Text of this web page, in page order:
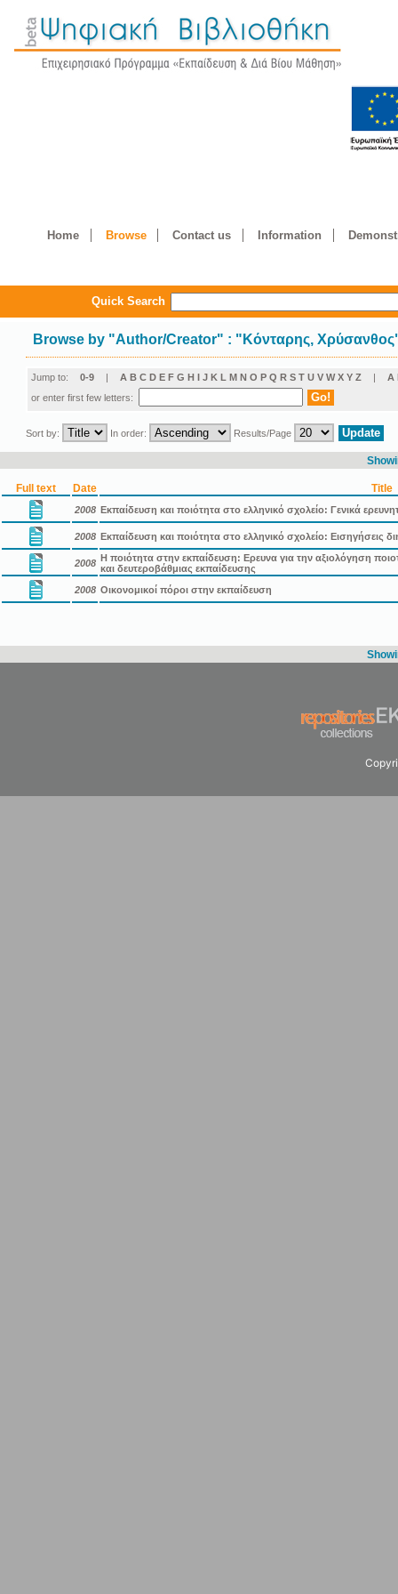
Home Browse Contact us Information
Quick Search
Browse by "Author/Creator" : "Κόνταρης,
Jump to: 0-9 | A B C D E F G H I J K L M N O P Q R S T U V W X Y Z | Α
or enter first few letters:
Sort by: In order: Results/Page
Full text Date Title
2008 Εκπαίδευση και ποιότητα στο ελληνικό σχολείο: Γενικά
2008 Εκπαίδευση και ποιότητα στο ελληνικό σχολείο: Εισηγήσεις
2008 Η ποιότητα στην εκπαίδευση: Ερευνα για την αξιολόγηση
και δευτεροβάθμιας εκπαίδευσης
2008 Οικονομικοί πόροι στην εκπαίδευση